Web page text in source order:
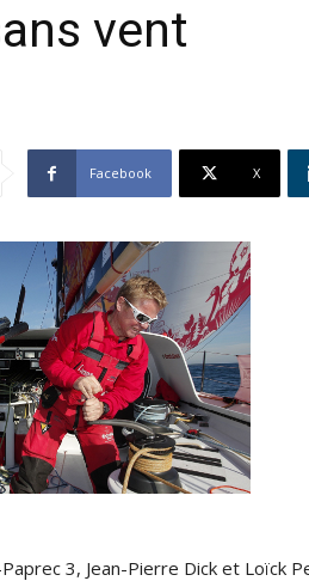
vent
Facebook X
3, Jean-Pierre Dick et Loïck